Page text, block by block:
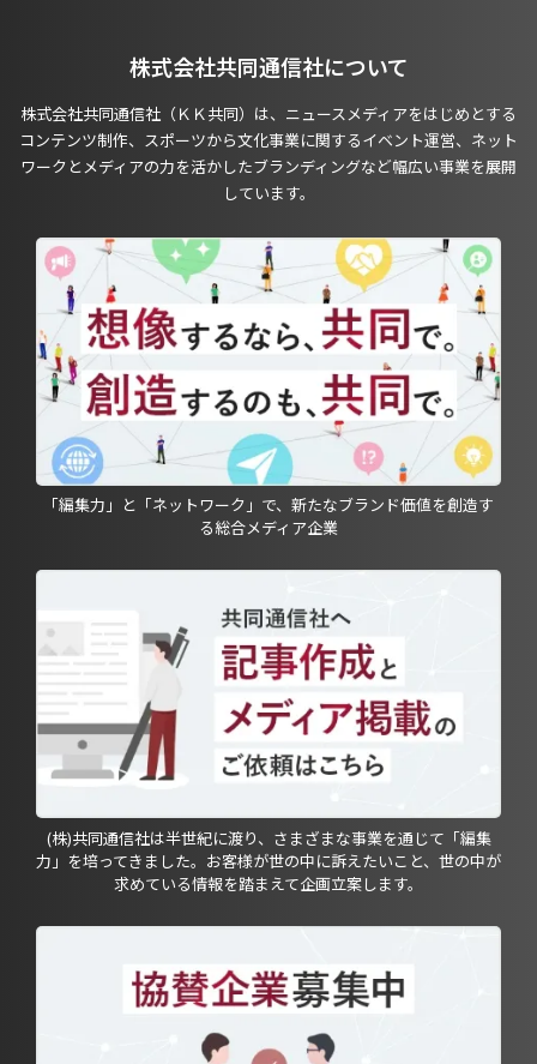
株式会社共同通信社について
株式会社共同通信社（ＫＫ共同）は、ニュースメディアをはじめとする
コンテンツ制作、スポーツから文化事業に関するイベント運営、ネット
ワークとメディアの力を活かしたブランディングなど幅広い事業を展開
しています。
「編集力」と「ネットワーク」で、新たなブランド価値を創造す
る総合メディア企業
(株)共同通信社は半世紀に渡り、さまざまな事業を通じて「編集
力」を培ってきました。お客様が世の中に訴えたいこと、世の中が
求めている情報を踏まえて企画立案します。